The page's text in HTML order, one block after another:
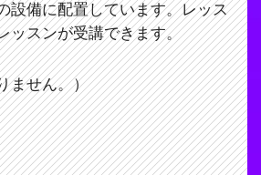
設備に配置しています。レッス
ッスンが受講できます。
ません。）